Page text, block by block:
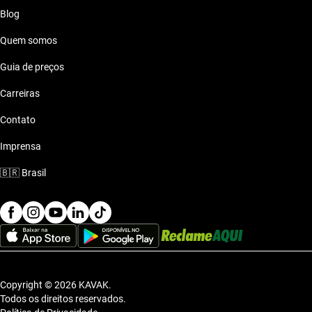
Estilo de vida com Honda Civic Hub Kavak City
Com o Honda Civic Hub Kavak City Azul, você tem uma nave
que se adapta a qualquer estilo de vida, seja no trabalho ou no
lazer.
Blog
Quem somos
Guia de preços
Carreiras
Contato
Imprensa
🇧🇷 Brasil
Copyright © 2026 KAVAK.
Todos os direitos reservados.